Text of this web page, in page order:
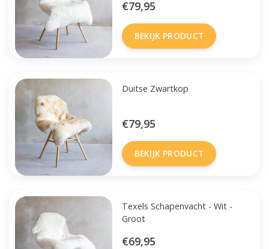
€79,95
BEKIJK PRODUCT
Duitse Zwartkop
€79,95
BEKIJK PRODUCT
Texels Schapenvacht - Wit -
Groot
€69,95